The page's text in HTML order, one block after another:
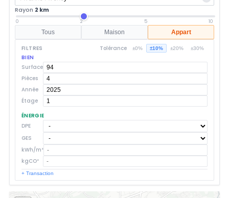
Rayon 2 km
0 2 5 10
Tous Maison Appart
FILTRES Tolérance ±0% ±10% ±20% ±30%
BIEN
Surface
Pièces
Année
Étage
ÉNERGIE
DPE
GES
kWh/m²
kgCO²
+ Transaction